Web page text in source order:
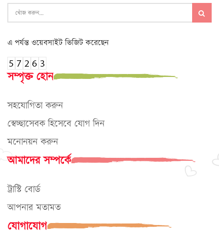
এ পর্যন্ত ওয়েবসাইট ভিজিট করেছেন
সম্পৃক্ত হোন
সহযোগিতা করুন
স্বেচ্ছাসেবক হিসেবে যোগ দিন
মনোনয়ন করুন
আমাদের সম্পর্কে
ট্রাস্টি বোর্ড
আপনার মতামত
যোগাযোগ